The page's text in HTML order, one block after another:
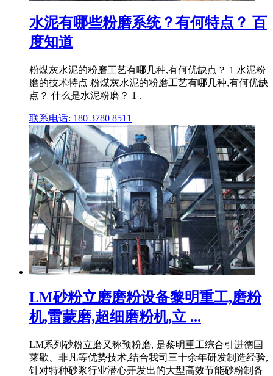
水泥有哪些粉磨系统？有何特点？ 百
度知道
粉煤灰水泥的粉磨工艺有哪几种,有何优缺点？ 1 水泥粉
磨的技术特点 粉煤灰水泥的粉磨工艺有哪几种,有何优缺
点？ 什么是水泥粉磨？ 1 .
联系电话: 180 3780 8511
LM砂粉立磨磨粉设备黎明重工,磨粉
机,雷蒙磨,超细磨粉机,立 ...
LM系列砂粉立磨又称预粉磨, 是黎明重工综合引进德国
莱歇、非凡等优势技术,结合我司三十余年研发制造经验,
针对特种砂浆行业潜心开发出的大型高效节能砂粉制备